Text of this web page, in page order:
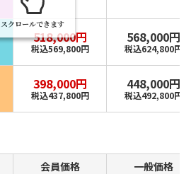
518,000円
税込569,800円
568,000円
税込624,800円
398,000円
税込437,800円
448,000円
税込492,800円
スクロールできます
会員価格 一般価格